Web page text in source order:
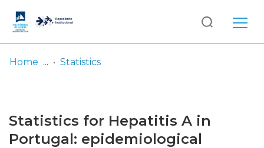
Browse repository
Log
In
Home Statistics
Statistics for Hepatitis A in
Portugal: epidemiological